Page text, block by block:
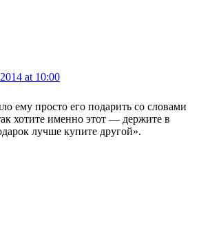
at 10:00
ему просто его подарить со словами
хотите именно этот — держите в
лучше купите другой».